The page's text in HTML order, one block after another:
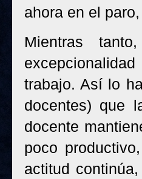
ahora en el
Mientras
trabajo. Así lo
docentes) que
docente
poco
actitud